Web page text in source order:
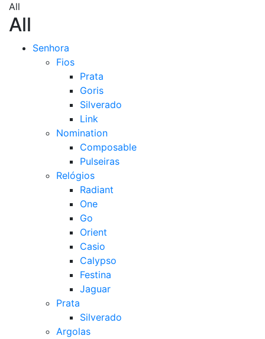
All
All
Senhora
Fios
Prata
Goris
Silverado
Link
Nomination
Composable
Pulseiras
Relógios
Radiant
One
Go
Orient
Casio
Calypso
Festina
Jaguar
Prata
Silverado
Argolas